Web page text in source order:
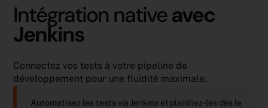
Intégration nativeavec
Jenkins
Connectez vos tests à votre pipeline de
développement pour une fluidité maximale.
Automatisez les tests via Jenkins et planifiez-les dès le